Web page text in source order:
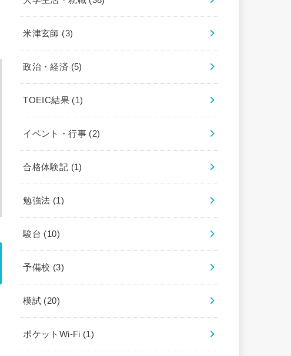
米津玄師 (3)
政治・経済 (5)
TOEIC結果 (1)
イベント・行事 (2)
合格体験記 (1)
勉強法 (1)
駿台 (10)
予備校 (3)
模試 (20)
ポケットWi-Fi (1)